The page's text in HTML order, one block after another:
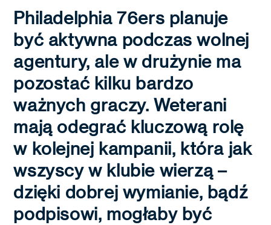
Philadelphia 76ers planuje
być aktywna podczas wolnej
agentury, ale w drużynie ma
pozostać kilku bardzo
ważnych graczy. Weterani
mają odegrać kluczową rolę
w kolejnej kampanii, która jak
wszyscy w klubie wierzą –
dzięki dobrej wymianie, bądź
podpisowi, mogłaby być